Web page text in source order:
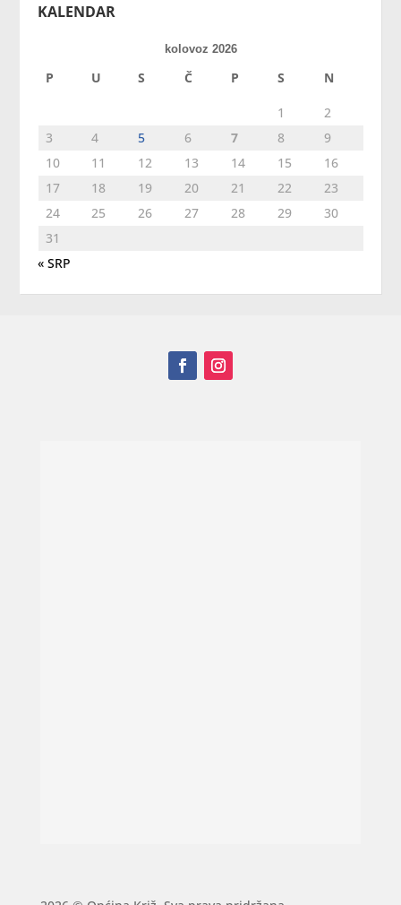
KALENDAR
kolovoz 2026
P U S Č P S N
1
2
3
4 5 6 7 8
9
10
11 12 13 14 15
16
17
18 19 20 21 22
23
24
25 26 27 28 29
30
31
« SRP